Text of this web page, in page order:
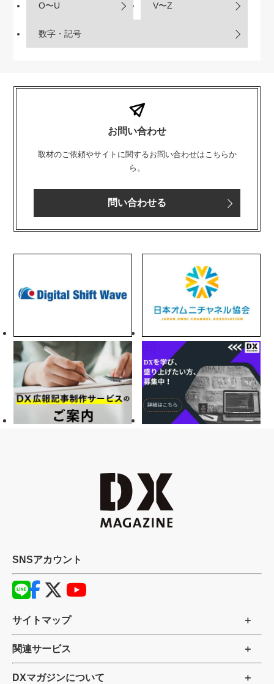
O〜U V〜Z
数字・記号
お問い合わせ
取材のご依頼やサイトに関するお問い合わせはこちらか
ら。
問い合わせる
SNSアカウント
サイトマップ
関連サービス
DXマガジンについて